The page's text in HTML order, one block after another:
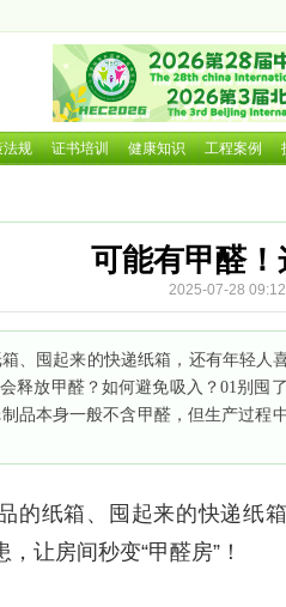
部门就近期流感问题回应
会
览会
养产业博览会
法规 证书培训 健康知识 工程案例
可能有甲醛
2025-07-28
、囤起来的快递纸箱，还有年轻
释放甲醛？如何避免吸入？01别
品本身一般不含甲醛，但生产过
的纸箱、囤起来的快递纸
让房间秒变“甲醛房”！